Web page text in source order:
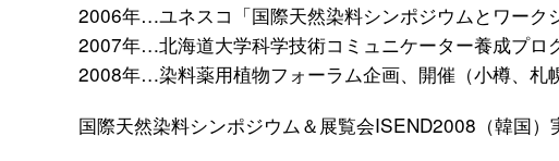
2006年…ユネスコ「国際天然染料シンポジウムとワーク
2007年…北海道大学科学技術コミュニケーター養成プロ
2008年…染料薬用植物フォーラム企画、開催（小樽、札
国際天然染料シンポジウム＆展覧会ISEND2008（韓国